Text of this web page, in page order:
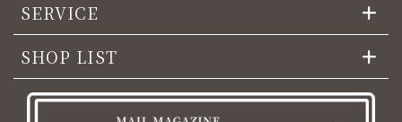
SERVICE
SHOP LIST